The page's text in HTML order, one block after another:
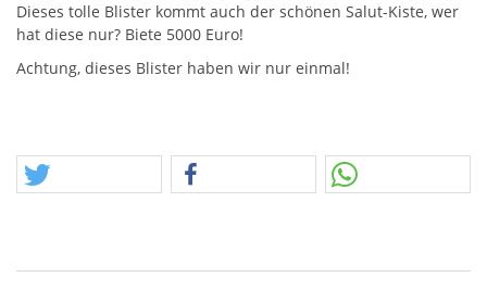
Dieses tolle Blister kommt auch der schönen Salut-Kiste, wer
hat diese nur? Biete 5000 Euro!
Achtung, dieses Blister haben wir nur einmal!